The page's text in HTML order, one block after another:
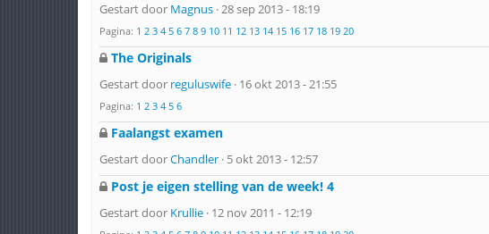
Gestart door Magnus · 28 sep 2013 - 18:19
Pagina: 1 2 3 4 5 6 7 8 9 10 11 12 13 14 15 16 17 18 19 20
The Originals
Gestart door reguluswife · 16 okt 2013 - 21:55
Pagina: 1 2 3 4 5 6
Faalangst examen
Gestart doorChandler · 5 okt 2013 - 12:57
Post je eigen stelling van de week! 4
Gestart door Krullie · 12 nov 2011 - 12:19